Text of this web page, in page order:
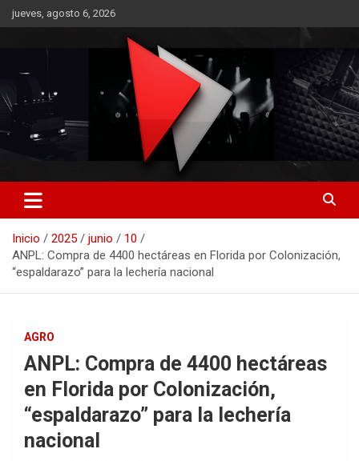
Saltar
al
jueves, agosto 6, 2026
RO CONTENIDOS
Inicio 2025 junio
10
ANPL: Compra de 4400 hectáreas en Florida por Colonización,
“espaldarazo” para la lechería nacional
AGRO
ANPL: Compra de 4400 hectáreas
en Florida por Colonización,
“espaldarazo” para la lechería
nacional